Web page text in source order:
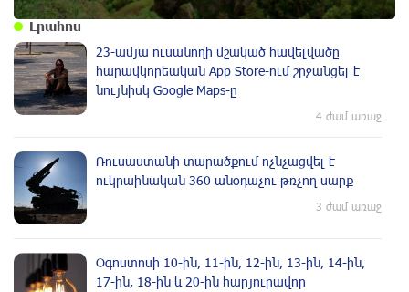
Լրահոս
23-ամյա ուսանողի մշակած հավելվածը
հարավկորեական App Store-ում շրջանցել է
նույնիսկ Google Maps-ը
4 ժամ առաջ
Ռուսաստանի տարածքում ոչնչացվել է
ուկրաինական 360 անօդաչու թռչող սարք
3 ժամ առաջ
Օգոստոսի 10-ին, 11-ին, 12-ին, 13-ին, 14-ին,
17-ին, 18-ին և 20-ին հարյուրավոր